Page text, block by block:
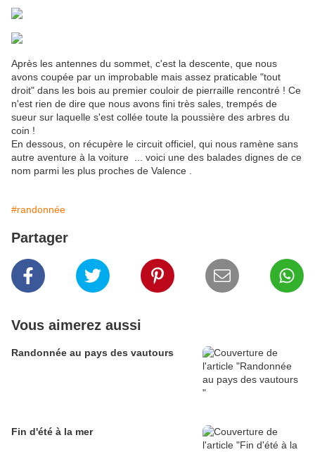
Après les antennes du sommet, c'est la descente, que nous
avons coupée par un improbable mais assez praticable "tout
droit" dans les bois au premier couloir de pierraille rencontré ! Ce
n'est rien de dire que nous avons fini très sales, trempés de
sueur sur laquelle s'est collée toute la poussière des arbres du
coin !
En dessous, on récupère le circuit officiel, qui nous ramène sans
autre aventure à la voiture ... voici une des balades dignes de ce
nom parmi les plus proches de Valence .
#randonnée
Partager
Vous aimerez aussi
Randonnée au pays des vautours
Fin d'été à la mer